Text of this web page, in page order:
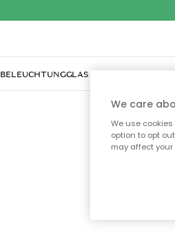
BELEUCHTUNGGLAS & GESCHIRR
We care
We use
option to opt
may affect your